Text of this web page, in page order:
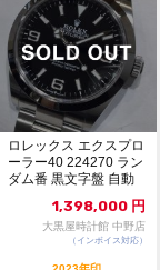
ロレックス エクスプロ
ーラー40 224270 ラン
ダム番 黒文字盤 自動
1,398,000 円
大黒屋時計館 中野店
（インボイス対応）